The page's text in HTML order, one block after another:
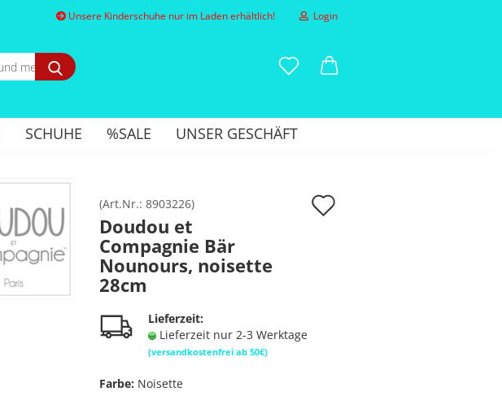
Unsere Kinderschuhe nur im Laden erhältlich! Login
Konto erstellen
Passwort vergessen?
Suche
nach
und
mehr...
SCHUHE %SALE UNSER GESCHÄFT
(Art.Nr.: 8903226)
Doudou et
Compagnie Bär
Nounours, noisette
28cm
Lieferzeit:
Lieferzeit nur 2-3 Werktage
(versandkostenfrei ab 50€)
Farbe: Noisette